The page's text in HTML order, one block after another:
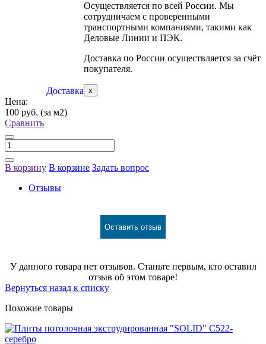
Доставка
Осуществляется по всей России. Мы
сотрудничаем с проверенными
транспортными компаниями, такими как
Деловые Линии и ПЭК.
Доставка по России осуществляется за счёт
покупателя.
x
Цена:
100 руб. (за м2)
Сравнить
В корзину В корзине Задать вопрос
Отзывы
Оставить отзыв
У данного товара нет отзывов. Станьте первым, кто оставил
отзыв об этом товаре!
Вернуться назад к списку
Похожие товары